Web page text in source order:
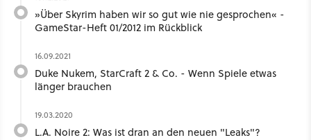
»Über Skyrim haben wir so gut wie nie gesprochen« -
GameStar-Heft 01/2012 im Rückblick
16.09.2021
Duke Nukem, StarCraft 2 & Co. - Wenn Spiele etwas
länger brauchen
19.03.2020
L.A. Noire 2: Was ist dran an den neuen "Leaks"?